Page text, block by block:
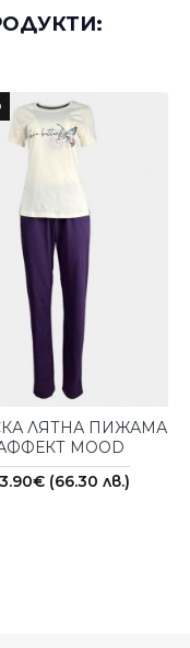
ЛЯТНА ПИЖАМА
MOOD
(66.30 лв.)